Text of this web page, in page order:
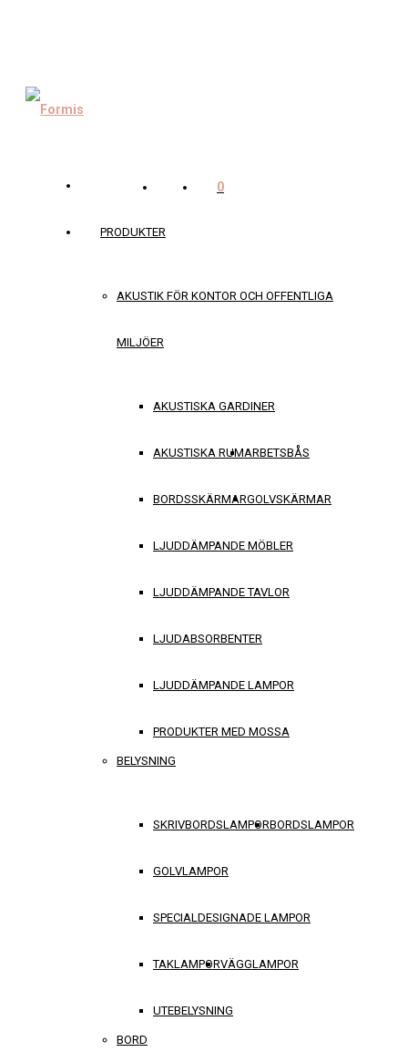
PRODUKTER
AKUSTIK FÖR KONTOR OCH OFFENTLIGA
MILJÖER
AKUSTISKA GARDINER
AKUSTISKA RUMARBETSBÅS
BORDSSKÄRMARGOLVSKÄRMAR
LJUDDÄMPANDE MÖBLER
LJUDDÄMPANDE TAVLOR
LJUDABSORBENTER
LJUDDÄMPANDE LAMPOR
PRODUKTER MED MOSSA
BELYSNING
SKRIVBORDSLAMPORBORDSLAMPOR
GOLVLAMPOR
SPECIALDESIGNADE LAMPOR
TAKLAMPORVÄGGLAMPOR
UTEBELYSNING
BORD
0